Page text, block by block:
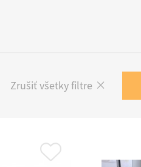
Zrušiť všetky filtre